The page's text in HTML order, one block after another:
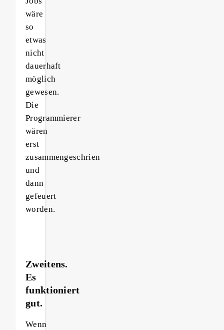
wäre
so
etwas
nicht
dauerhaft
möglich
gewesen.
Die
Programmierer
wären
erst
zusammengeschrien
und
dann
gefeuert
worden.
Zweitens.
Es
funktioniert
gut.
Wenn